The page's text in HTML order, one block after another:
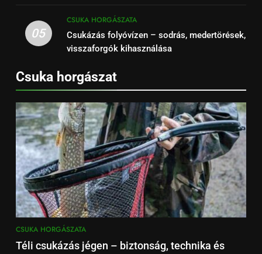
05
CSUKA HORGÁSZATA
Csukázás folyóvízen – sodrás, medertörések,
visszaforgók kihasználása
Csuka horgászat
CSUKA HORGÁSZATA
Téli csukázás jégen – biztonság, technika és